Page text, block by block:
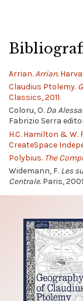
Arrian.Arrian.
Claudius Ptolemy.
Classics, 2011.
Coloru, O. Da
Fabrizio Serra
H.C. Hamilton & W.
CreateSpace
Polybius. The
Widemann, F. Les
Centrale.Paris,